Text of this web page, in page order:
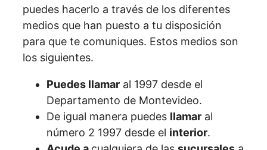
puedes hacerlo a través de los diferentes
medios que han puesto a tu disposición
para que te comuniques. Estos medios son
los siguientes.
Puedes llamar al 1997 desde el
Departamento de Montevideo.
De igual manera puedes llamar al
número 2 1997 desde el interior.